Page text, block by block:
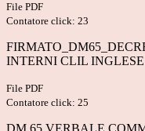
File PDF
Contatore click: 23
INTERNI CLIL INGLESE
File PDF
Contatore click: 25
DM 65 VERBALE